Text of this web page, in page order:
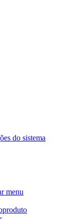
do sistema
menu